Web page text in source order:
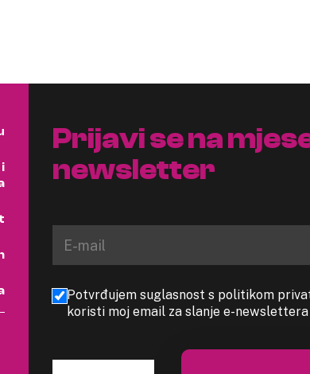
Prijavi se na
newsletter
Potvrđujem suglasnost s politikom
koristi moj email za slanje e-newslettera